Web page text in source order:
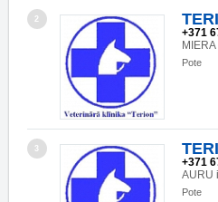
2
+371
Pote
3
+371
AURU
Pote